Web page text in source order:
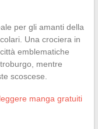
per gli amanti della
Una crociera in
emblematiche
mentre
scoscese.
manga gratuiti